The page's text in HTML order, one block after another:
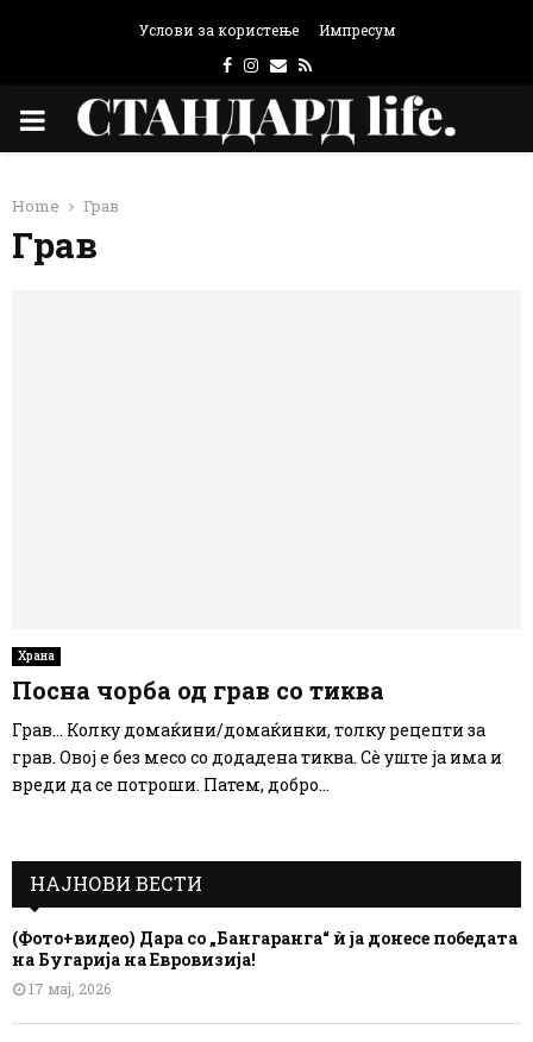
Услови за користење Импресум
Facebook
Instagram
Email
Rss
PRIMARY
Home Грав
Грав
Храна
Посна чорба од грав со тиква
Грав… Колку домаќини/домаќинки, толку рецепти за
грав. Овој е без месо со додадена тиква. Сè уште ја има и
вреди да се потроши. Патем, добро...
НАЈНОВИ ВЕСТИ
(Фото+видео) Дара со „Бангаранга“ ѝ ја донесе победата
на Бугарија на Евровизија!
17 мај, 2026